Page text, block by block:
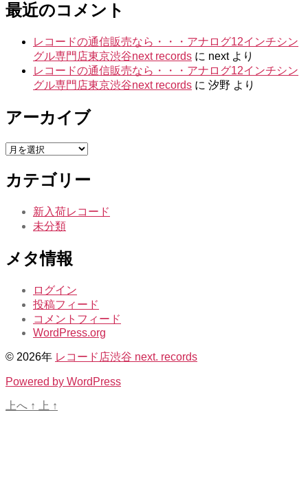
最近のコメント
レコードの通信販売なら・・・アナログ12インチシン
グル専門店東京渋谷next records に nextより
レコードの通信販売なら・・・アナログ12インチシン
グル専門店東京渋谷next records に 汐野 より
アーカイブ
ア
カ
イ
カテゴリー
新入荷レコード
未分類
メタ情報
ログイン
投稿フィード
コメントフィード
WordPress.org
© 2026年 レコード店渋谷 next. records
Powered by WordPress
上へ ↑ 上 ↑